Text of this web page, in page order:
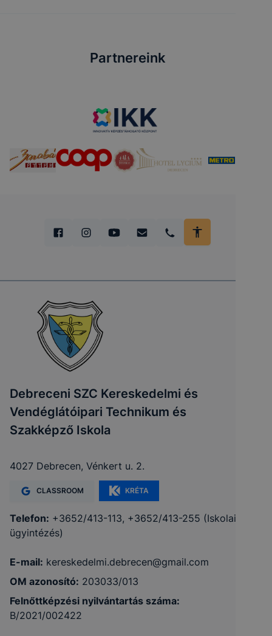
Partnereink
Debreceni SZC Kereskedelmi és
Vendéglátóipari Technikum és
Szakképző Iskola
4027 Debrecen, Vénkert u. 2.
CLASSROOM KRÉTA
Telefon: +3652/413-113, +3652/413-255 (Iskolai
ügyintézés)
E-mail: kereskedelmi.debrecen@gmail.com
OM azonosító: 203033/013
Felnőttképzési nyilvántartás száma:
B/2021/002422